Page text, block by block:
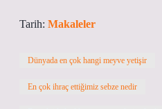
Tarih: Makaleler
Dünyada en çok hangi meyve yetişir
En çok ihraç ettiğimiz sebze nedir